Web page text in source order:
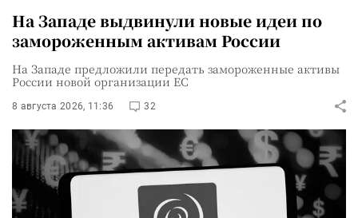
На Западе выдвинули новые идеи по
замороженным активам России
На Западе предложили передать замороженные активы
России новой организации ЕС
8 августа 2026, 11:36 32